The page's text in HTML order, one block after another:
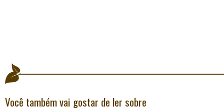
Você também vai gostar de ler sobre